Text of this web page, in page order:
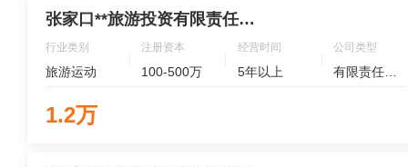
张家口**旅游投资有限责任公司
行业类别
旅游运动
注册资本
100-500万
经营时间
5年以上
公司类型
有限责任公司
1.2万